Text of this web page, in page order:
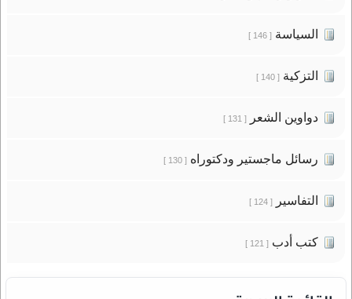
السياسة[ 146 ]
التزكية[ 140 ]
دواوين الشعر[ 131 ]
رسائل ماجستير ودكتوراه[ 130 ]
التفاسير[ 124 ]
كتب أدب[ 121 ]